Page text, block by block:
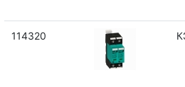
114320